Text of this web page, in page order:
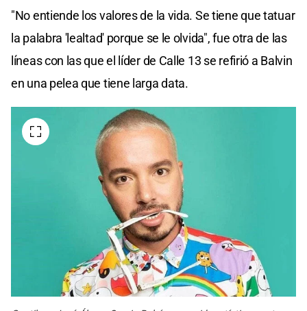
"No entiende los valores de la vida. Se tiene que tatuar
la palabra 'lealtad' porque se le olvida", fue otra de las
líneas con las que el líder de Calle 13 se refirió a Balvin
en una pelea que tiene larga data.